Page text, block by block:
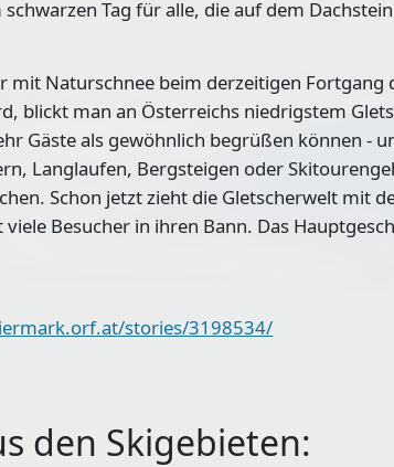
Tag für alle, die auf dem
mit Naturschnee beim derzeitigen
blickt man an Österreichs niedrigstem
Gäste als gewöhnlich begrüßen können -
Langlaufen, Bergsteigen oder
Schon jetzt zieht die Gletscherwelt mit
viele Besucher in ihren Bann. Das
stories/3198534/
den Skigebieten: